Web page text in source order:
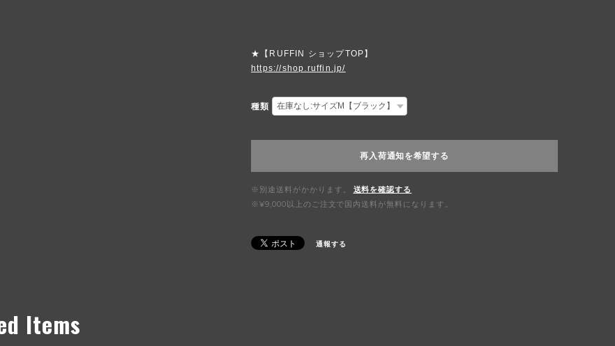
★【RUFFIN ショップTOP】
https://shop.ruffin.jp/
種類
再入荷通知を希望する
※別途送料がかかります。
送料を確認する
※¥9,000以上のご注文で国内送料が無料になります。
通報する
Items